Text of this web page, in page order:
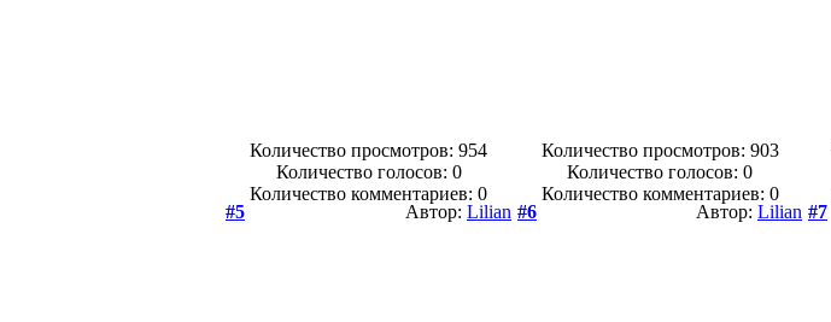
Количество просмотров: 954
Количество голосов: 0
Количество комментариев: 0
Количество просмотров: 903
Количество голосов: 0
Количество комментариев: 0
#5
Автор: Lilian #6 Автор: Lilian #7